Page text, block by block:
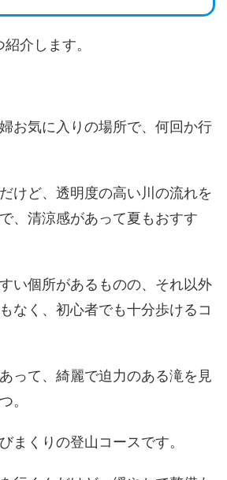
介します。
お気に入りの場所で、何回か行
けど、透明度の高い川の流れを
、清涼感があって夏もおすす
い個所があるものの、それ以外
なく、初心者でも十分歩けるコ
って、綺麗で迫力のある滝を見
。
まくりの登山コースです。